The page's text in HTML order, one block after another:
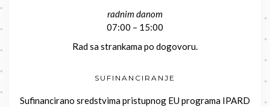
radnim danom
07:00 – 15:00
Rad sa strankama po dogovoru.
SUFINANCIRANJE
Sufinancirano sredstvima pristupnog EU programa IPARD